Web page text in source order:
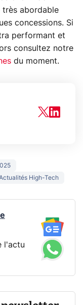
très abordable
concessions. Si
performant et
consultez notre
du moment.
High-Tech
l'actu